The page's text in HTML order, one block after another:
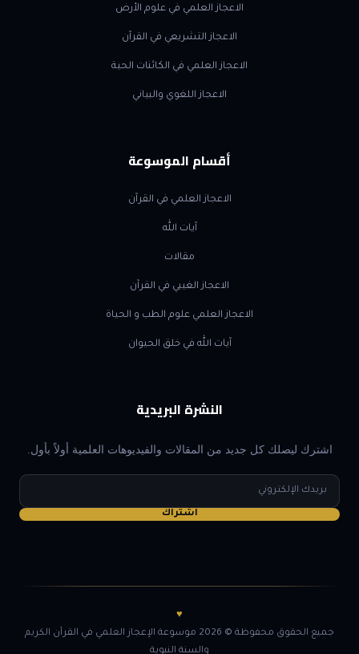
الاعجاز العلمي في علوم الأرض
الاعجاز التشريعي في القرآن
الاعجاز العلمي في الكائنات الحية
الاعجاز اللغوي والبياني
أقسام الموسوعة
الاعجاز العلمي في القرآن
آيات الله
مقالات
الاعجاز الغيبي في القرآن
الاعجاز العلمي علوم الطب و الحياة
آيات الله في خلق الحيوان
النشرة البريدية
اشترك ليصلك كل جديد من المقالات والفيديوهات العلمية أولاً بأول.
البريد
الإلكتروني
اشتراك
♥
جميع الحقوق محفوظة © 2026 موسوعة الإعجاز العلمي في القرآن الكريم
والسنة النبوية